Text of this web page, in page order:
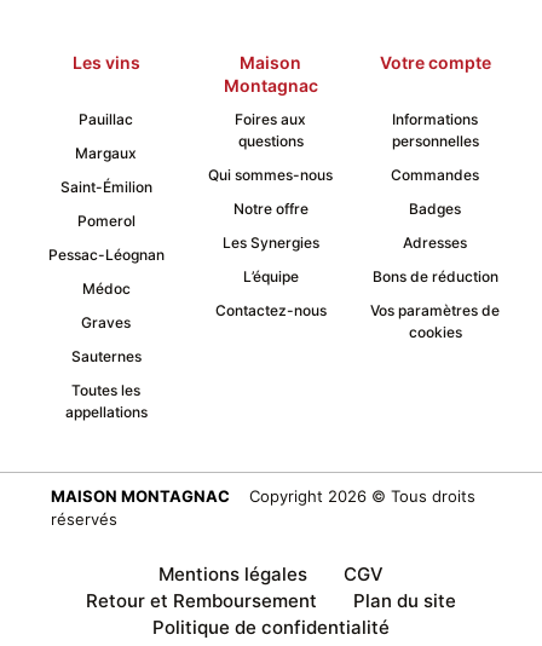
Les vins
Maison
Montagnac
Votre compte
Pauillac
Margaux
Saint-Émilion
Pomerol
Pessac-Léognan
Médoc
Graves
Sauternes
Toutes les
appellations
Foires aux
questions
Qui sommes-nous
Notre offre
Les Synergies
L’équipe
Contactez-nous
Informations
personnelles
Commandes
Badges
Adresses
Bons de réduction
Vos paramètres de
cookies
MAISON MONTAGNAC Copyright 2026 © Tous droits
réservés
Mentions légales
CGV
Retour et Remboursement
Plan du site
Politique de confidentialité